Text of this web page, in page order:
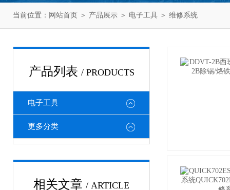
当前位置： 网站首页 ＞ 产品展示 ＞ 电子工具 ＞ 维修系统
产品列表 / PRODUCTS
电子工具
更多分类
相关文章 / ARTICLE